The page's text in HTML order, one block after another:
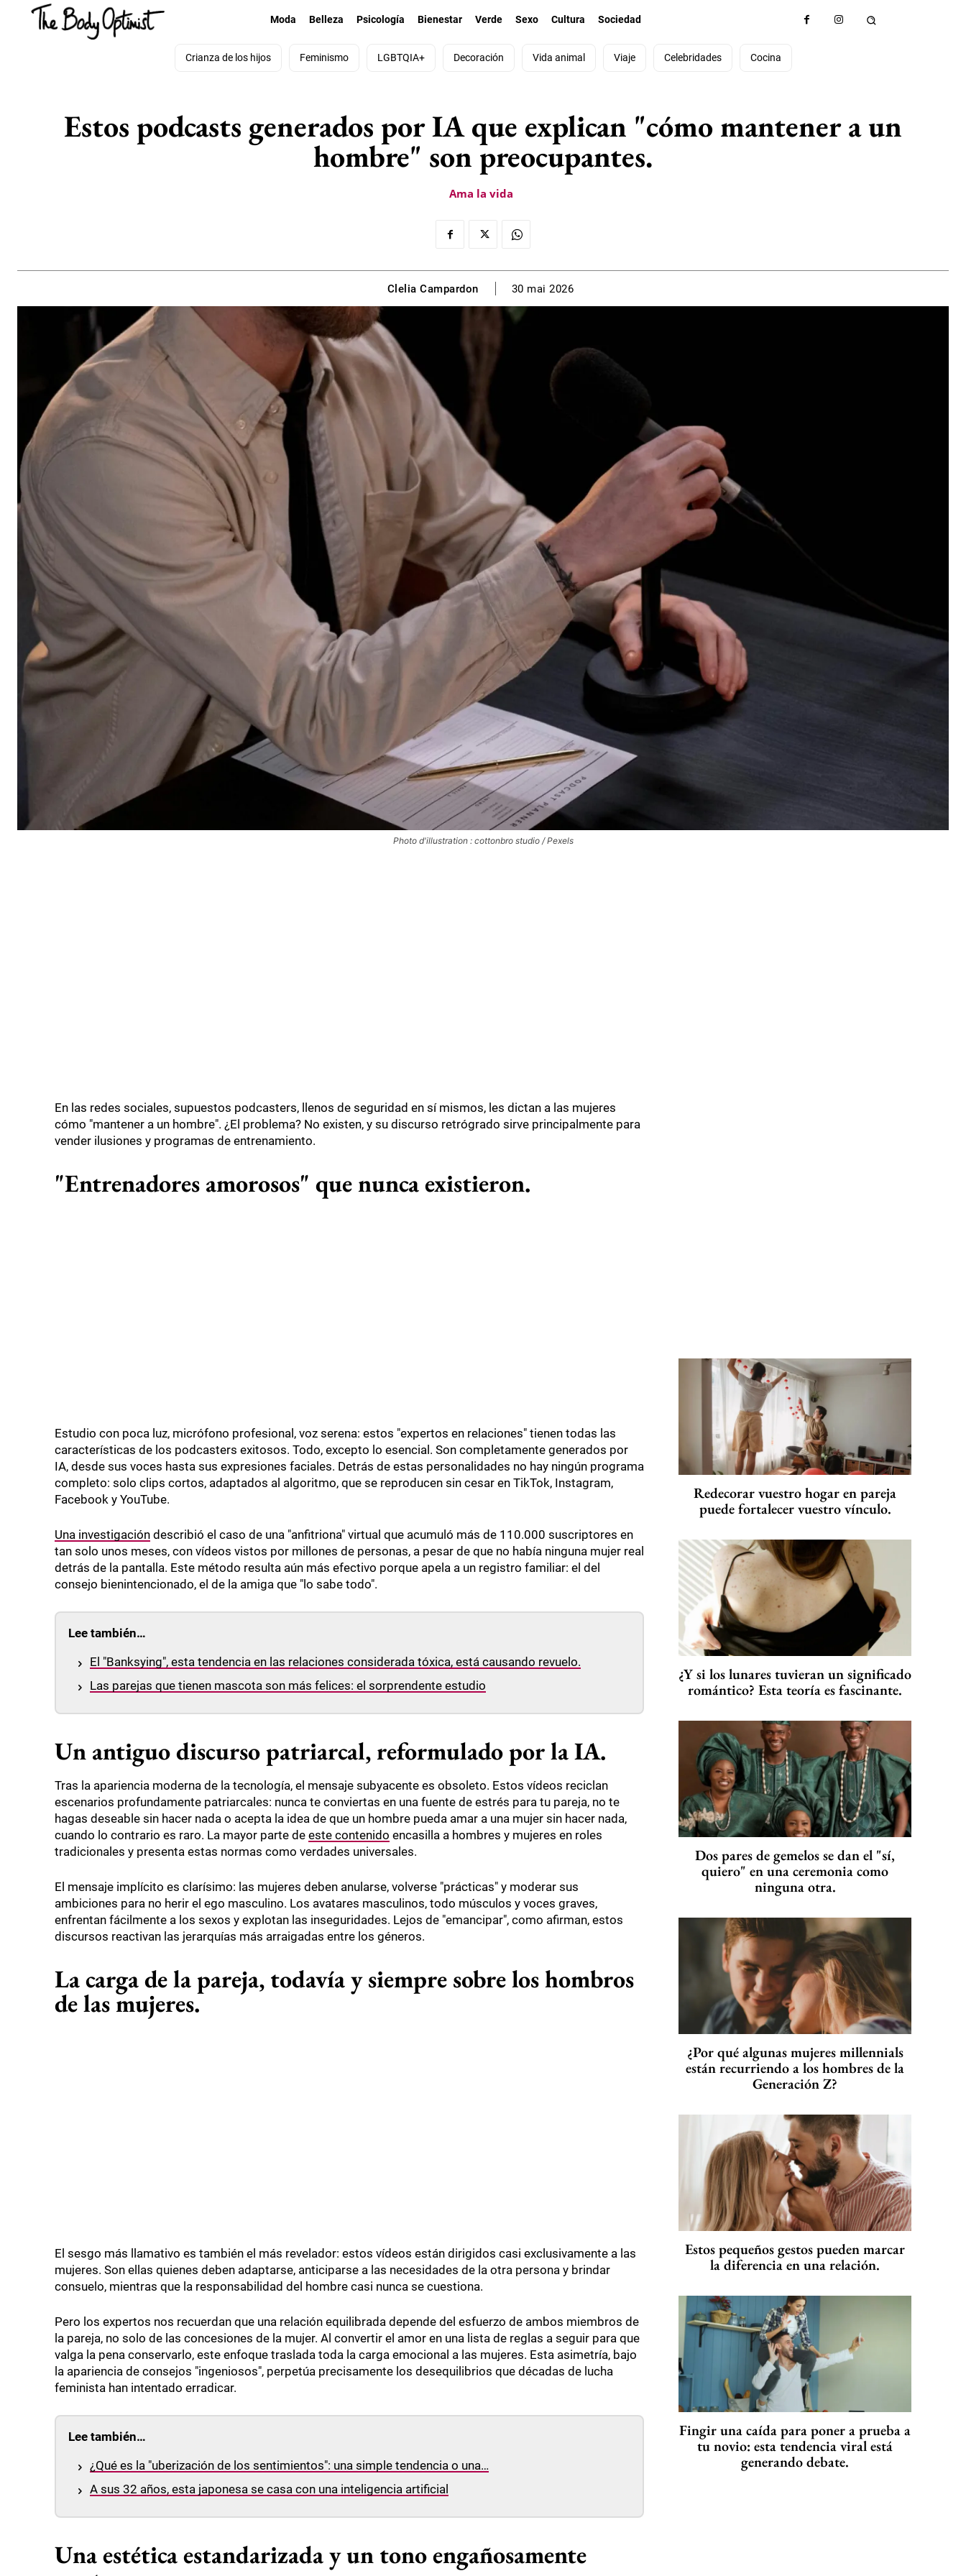
Moda Belleza Psicología Bienestar Verde Sexo Cultura Sociedad
Crianza de los hijos Feminismo LGBTQIA+ Decoración Vida animal Viaje Celebridades Cocina
Estos podcasts generados por IA que explican "cómo mantener a un
hombre" son preocupantes.
Ama la vida
Clelia Campardon 30 mai 2026
Photo d'illustration : cottonbro studio / Pexels
En las redes sociales, supuestos podcasters, llenos de seguridad en sí mismos, les dictan a las mujeres
cómo "mantener a un hombre". ¿El problema? No existen, y su discurso retrógrado sirve principalmente para
vender ilusiones y programas de entrenamiento.
"Entrenadores amorosos" que nunca existieron.
Estudio con poca luz, micrófono profesional, voz serena: estos "expertos en relaciones" tienen todas las
características de los podcasters exitosos. Todo, excepto lo esencial. Son completamente generados por
IA, desde sus voces hasta sus expresiones faciales. Detrás de estas personalidades no hay ningún programa
completo: solo clips cortos, adaptados al algoritmo, que se reproducen sin cesar en TikTok, Instagram,
Facebook y YouTube.
Una investigación describió el caso de una "anfitriona" virtual que acumuló más de 110.000 suscriptores en
tan solo unos meses, con vídeos vistos por millones de personas, a pesar de que no había ninguna mujer real
detrás de la pantalla. Este método resulta aún más efectivo porque apela a un registro familiar: el del
consejo bienintencionado, el de la amiga que "lo sabe todo".
Lee también…
El "Banksying", esta tendencia en las relaciones considerada tóxica, está causando revuelo.
Las parejas que tienen mascota son más felices: el sorprendente estudio
Un antiguo discurso patriarcal, reformulado por la IA.
Tras la apariencia moderna de la tecnología, el mensaje subyacente es obsoleto. Estos vídeos reciclan
escenarios profundamente patriarcales: nunca te conviertas en una fuente de estrés para tu pareja, no te
hagas deseable sin hacer nada o acepta la idea de que un hombre pueda amar a una mujer sin hacer nada,
cuando lo contrario es raro. La mayor parte de este contenido encasilla a hombres y mujeres en roles
tradicionales y presenta estas normas como verdades universales.
El mensaje implícito es clarísimo: las mujeres deben anularse, volverse "prácticas" y moderar sus
ambiciones para no herir el ego masculino. Los avatares masculinos, todo músculos y voces graves,
enfrentan fácilmente a los sexos y explotan las inseguridades. Lejos de "emancipar", como afirman, estos
discursos reactivan las jerarquías más arraigadas entre los géneros.
La carga de la pareja, todavía y siempre sobre los hombros
de las mujeres.
El sesgo más llamativo es también el más revelador: estos vídeos están dirigidos casi exclusivamente a las
mujeres. Son ellas quienes deben adaptarse, anticiparse a las necesidades de la otra persona y brindar
consuelo, mientras que la responsabilidad del hombre casi nunca se cuestiona.
Pero los expertos nos recuerdan que una relación equilibrada depende del esfuerzo de ambos miembros de
la pareja, no solo de las concesiones de la mujer. Al convertir el amor en una lista de reglas a seguir para que
valga la pena conservarlo, este enfoque traslada toda la carga emocional a las mujeres. Esta asimetría, bajo
la apariencia de consejos "ingeniosos", perpetúa precisamente los desequilibrios que décadas de lucha
feminista han intentado erradicar.
Lee también…
¿Qué es la "uberización de los sentimientos": una simple tendencia o una…
A sus 32 años, esta japonesa se casa con una inteligencia artificial
Una estética estandarizada y un tono engañosamente
Redecorar vuestro hogar en pareja
puede fortalecer vuestro vínculo.
¿Y si los lunares tuvieran un significado
romántico? Esta teoría es fascinante.
Dos pares de gemelos se dan el "sí,
quiero" en una ceremonia como
ninguna otra.
¿Por qué algunas mujeres millennials
están recurriendo a los hombres de la
Generación Z?
Estos pequeños gestos pueden marcar
la diferencia en una relación.
Fingir una caída para poner a prueba a
tu novio: esta tendencia viral está
generando debate.